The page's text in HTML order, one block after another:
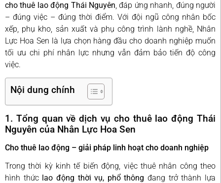
cho thuê lao động Thái Nguyên , đáp ứng nhanh, đúng người
– đúng việc – đúng thời điểm. Với đội ngũ công nhân bốc
xếp, phụ kho, sản xuất và phụ công trình lành nghề, Nhân
Lực Hoa Sen là lựa chọn hàng đầu cho doanh nghiệp muốn
tối ưu chi phí nhân lực nhưng vẫn đảm bảo tiến độ công
việc.
Nội dung chính
1. Tổng quan về dịch vụ cho thuê lao động Thái
Nguyên của Nhân Lực Hoa Sen
Cho thuê lao động – giải pháp linh hoạt cho doanh nghiệp
Trong thời kỳ kinh tế biến động, việc thuê nhân công theo
hình thức lao động thời vụ, phổ thông đang trở thành lựa